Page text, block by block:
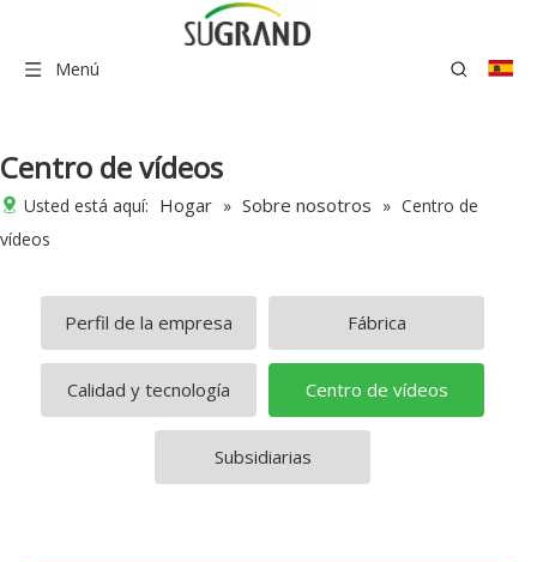
Menú
Centro de vídeos
Usted está aquí: Hogar » Sobre nosotros » Centro de
vídeos
Perfil de la empresa Fábrica
Calidad y tecnología Centro de vídeos
Subsidiarias